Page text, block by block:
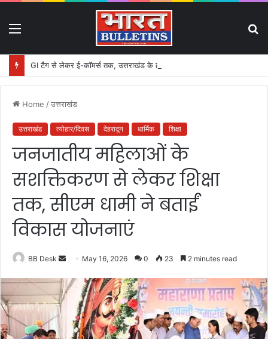
GI टैग से लेकर ई-कॉमर्स तक, उत्तराखंड के हस्तशिल्प को मिलेगा बड़ा बढ़ावा
Home /उत्तराखंड
उत्तराखंड त्योहार/दिवस देहरादून धार्मिक शिक्षा
जनजातीय महिलाओं के
सशक्तिकरण से लेकर शिक्षा
तक, सीएम धामी ने बताईं
विकास योजनाएं
BB Desk
n
May 16, 2026 0 23 2 minutes read